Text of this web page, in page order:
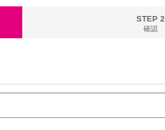
STEP 2
確認